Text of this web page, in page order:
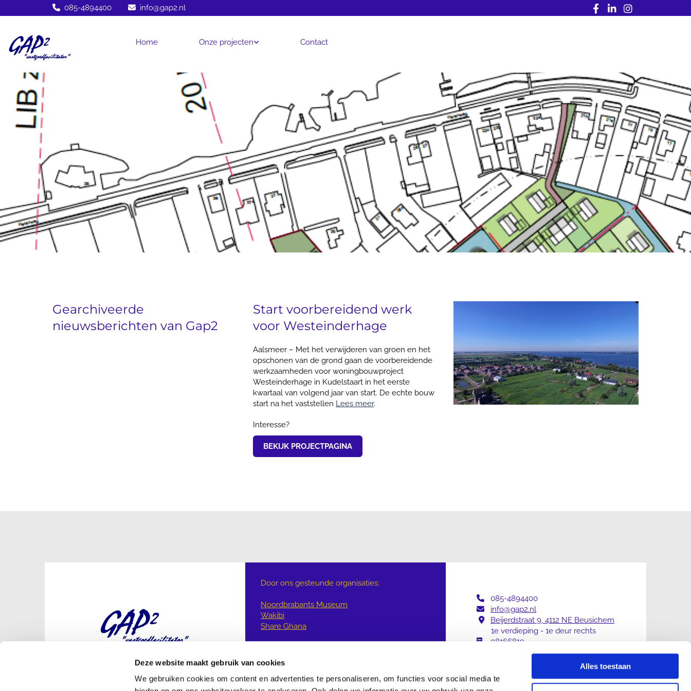
Deze website maakt gebruik van cookies
We gebruiken cookies om content en advertenties te personaliseren, om functies voor social media te
Alles toestaan
 085-4894400  info@gap2.nl
Home Onze projecten Contact
Gearchiveerde
nieuwsberichten van Gap2
Start voorbereidend werk
voor Westeinderhage
Aalsmeer – Met het verwijderen van groen en het
opschonen van de grond gaan de voorbereidende
werkzaamheden voor woningbouwproject
Westeinderhage in Kudelstaart in het eerste
kwartaal van volgend jaar van start. De echte bouw
start na het vaststellen Lees meer.
Interesse?
BEKIJK PROJECTPAGINA
Door ons gesteunde organisaties:
Noordbrabants Museum
Wakibi
Share Ghana
085-4894400
 info@gap2.nl

Beijerdstraat 9, 4112 NE Beusichem
1e verdieping - 1e deur rechts
 08166819